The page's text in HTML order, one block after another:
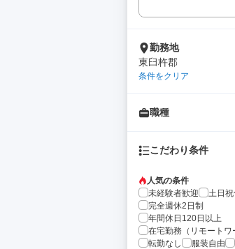
勤務地
東臼杵郡
条件をクリア
職種
こだわり条件
人気の条件
未経験者歓迎
土日
完全週休2日制
年間休日120日以上
在宅勤務（リモートワ
転勤なし
服装自由